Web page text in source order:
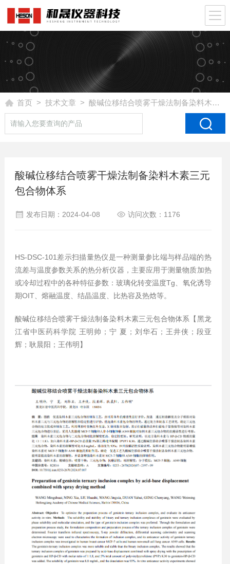
首页 > 技术文章 > 酸碱位移结合喷雾干燥法制备染料木素三元包合物体系
酸碱位移结合喷雾干燥法制备染料木素三元
包合物体系
发布日期：2024-04-08 访问次数：1176
HS-DSC-101差示扫描量热仪是一种测量参比端与样品端的热
流差与温度参数关系的热分析仪器，主要应用于测量物质加热
或冷却过程中的各种特征参数：玻璃化转变温度Tg、氧化诱导
期OIT、熔融温度、结晶温度、比热容及热焓等。
酸碱位移结合喷雾干燥法制备染料木素三元包合物体系【黑龙
江省中医药科学院 王明帅；宁 夏；刘华石；王井侠；段亚
辉；耿晨阳；王伟明】